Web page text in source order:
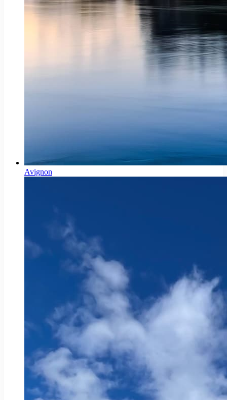
Avignon